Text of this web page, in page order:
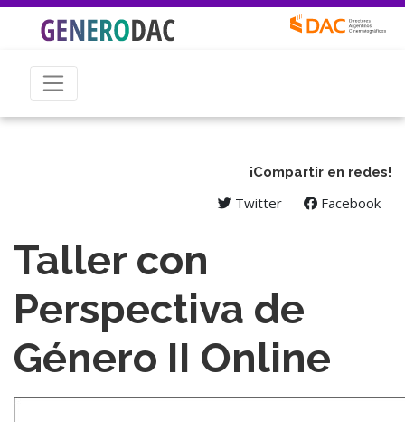
¡Compartir en redes!
Twitter Facebook
Taller con
Perspectiva de
Género II Online